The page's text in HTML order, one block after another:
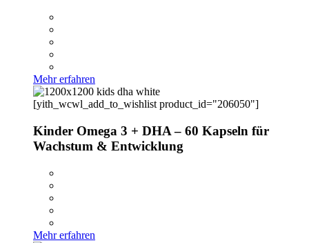
Mehr erfahren
[yith_wcwl_add_to_wishlist product_id="206050"]
Kinder Omega 3 + DHA – 60 Kapseln für
Wachstum & Entwicklung
Mehr erfahren